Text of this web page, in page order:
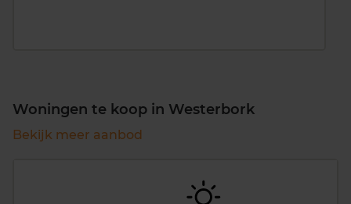
Woningen te koop in Westerbork
Bekijk meer aanbod